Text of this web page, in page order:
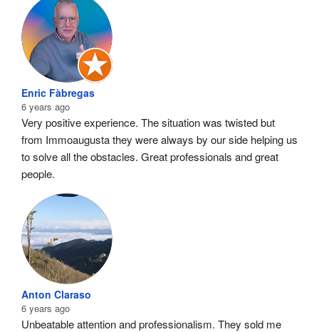
Enric Fàbregas
6 years ago
Very positive experience. The situation was twisted but
from Immoaugusta they were always by our side helping us
to solve all the obstacles. Great professionals and great
people.
Anton Claraso
6 years ago
Unbeatable attention and professionalism. They sold me